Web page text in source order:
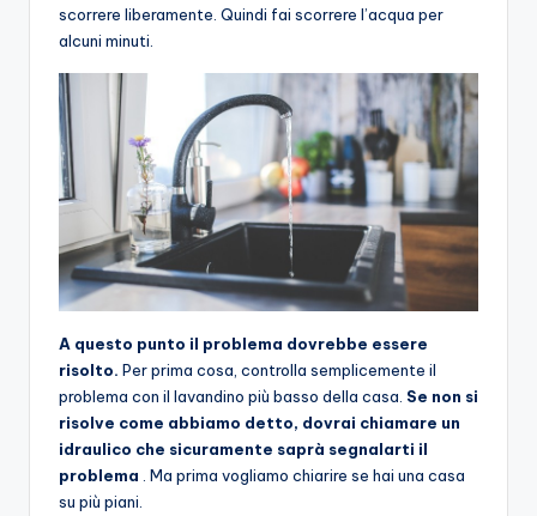
scorrere liberamente. Quindi fai scorrere l’acqua per
alcuni minuti.
A questo punto il problema dovrebbe essere
risolto. Per prima cosa, controlla semplicemente il
problema con il lavandino più basso della casa. Se non si
risolve come abbiamo detto, dovrai chiamare un
idraulico che sicuramente saprà segnalarti il ​​
problema . Ma prima vogliamo chiarire se hai una casa
su più piani.